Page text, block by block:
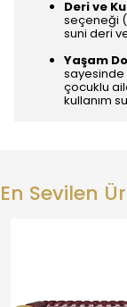
Deri ve
seçeneği
suni deri
Yaşam
sayesinde
çocuklu
kullanım
En Sevilen